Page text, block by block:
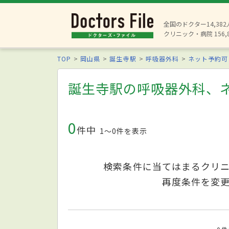
全国のドクター14,382
クリニック・病院
TOP 岡山県 誕生寺駅 呼吸器外科 ネット予約可
誕生寺駅の呼吸器外科、
0件中 1〜0件を表示
検索条件に当てはまるクリ
再度条件を変